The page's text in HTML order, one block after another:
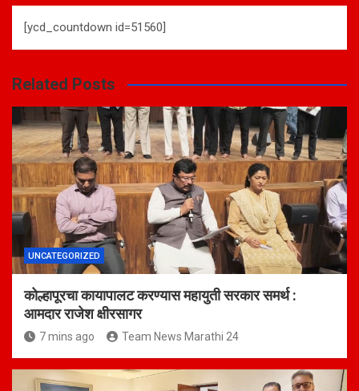
[ycd_countdown id=51560]
Related Posts
UNCATEGORIZED
कोल्हापूरचा कायापालट करण्यास महायुती सरकार समर्थ :
आमदार राजेश क्षीरसागर
7 mins ago Team News Marathi 24